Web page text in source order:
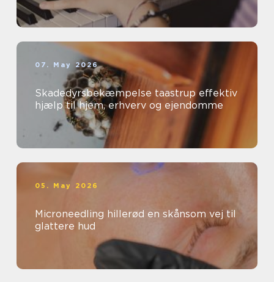
07. May 2026
Skadedyrsbekæmpelse taastrup effektiv
hjælp til hjem, erhverv og ejendomme
05. May 2026
Microneedling hillerød en skånsom vej til
glattere hud